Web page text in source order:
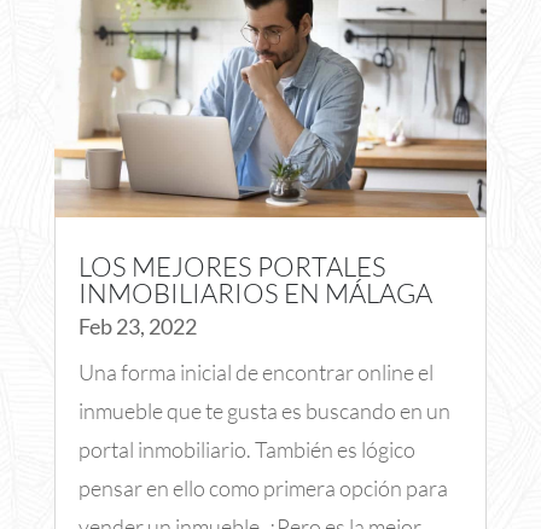
LOS MEJORES PORTALES
INMOBILIARIOS EN MÁLAGA
Feb 23, 2022
Una forma inicial de encontrar online el
inmueble que te gusta es buscando en un
portal inmobiliario. También es lógico
pensar en ello como primera opción para